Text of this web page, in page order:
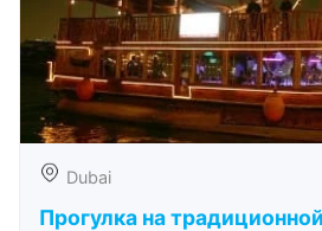
Dubai
Прогулка на